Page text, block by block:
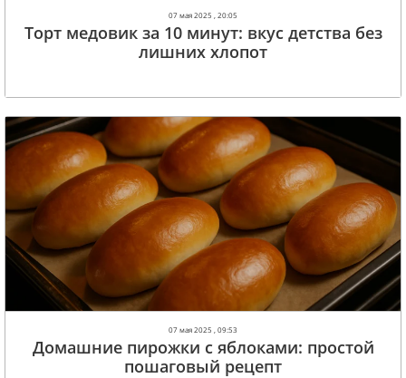
07 мая 2025 , 20:05
Торт медовик за 10 минут: вкус детства без
лишних хлопот
07 мая 2025 , 09:53
Домашние пирожки с яблоками: простой
пошаговый рецепт